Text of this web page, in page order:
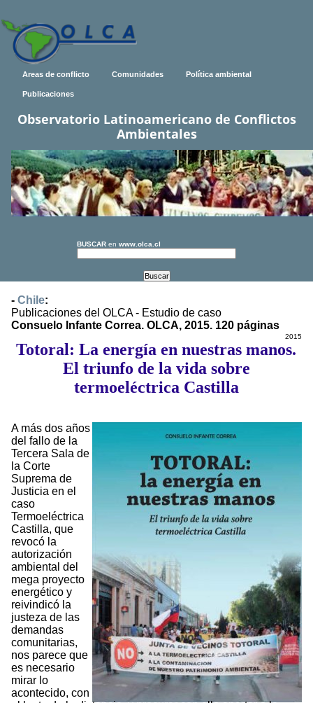
Areas de conflicto Comunidades Política ambiental
Publicaciones
Observatorio Latinoamericano de Conflictos
Ambientales
BUSCAR en www.olca.cl
- Chile:
Publicaciones del OLCA - Estudio de caso
Consuelo Infante Correa. OLCA, 2015. 120 páginas
2015
Totoral: La energía en nuestras manos.
El triunfo de la vida sobre
termoeléctrica Castilla
A más dos años
del fallo de la
Tercera Sala de
la Corte
Suprema de
Justicia en el
caso
Termoeléctrica
Castilla, que
revocó la
autorización
ambiental del
mega proyecto
energético y
reivindicó la
justeza de las
demandas
comunitarias,
nos parece que
es necesario
mirar lo
acontecido, con